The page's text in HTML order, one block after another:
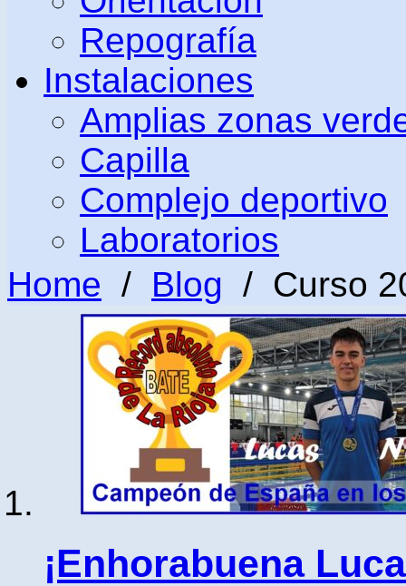
Repografía
Instalaciones
Amplias zonas
Capilla
Complejo deportivo
Laboratorios
Home / Blog / Curso
¡Enhorabuena